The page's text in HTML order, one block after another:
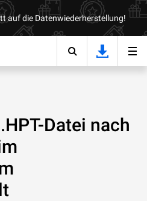
auf die Datenwiederherstellung!
Datei nach